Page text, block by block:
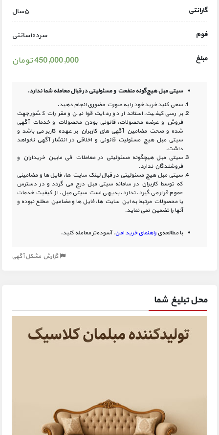
گارانتی ۵سال
فوم سرد۱۰سانتی
مبلغ 450,000,000 تومان
سیتی مبل هیچ‌گونه منفعت و مسئولیتی درقبال معامله شما ندارد.
سعی کنید خرید خود را به صورت حضوری انجام دهید.
بررسی کیفیت، استاندارد و رعایت قوانین و مقررات کشور جهت
فروش و عرضه محصولات، قانونی بودن محصولات و خدمات آگهی
شده و صحت مضامین آگهی‏ های کاربران بر عهده کاربر می باشد و
سیتی مبل هیچ مسئولیت قانونی و اخلاقی در انتشار آگهی نخواهد
داشت.
سیتی مبل هیچگونه مسئولیتی در معاملات فی مابین خریداران و
فروشندگان ندارد.
سیتی مبل هیچ مسئولیتی در قبال لینک‏ سایت ‏ها، فایل ‏ها و مضامینی
که توسط کاربران در سامانه‏ سیتی مبل درج می گردد و در دسترس
عموم قرار می گیرد، ندارد. بدیهی است سیتی مبل، از کیفیت خدمات
یا محصولات مرتبط به این سایت‏ ها، فایل ها و مضامین مطلع نبوده و
آنها را تضمین نمی نماید.
با مطالعه‌یراهنمای خرید امن، آسوده‌تر معامله کنید.
گزارش مشکل آگهی
محل تبلیغ شما